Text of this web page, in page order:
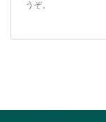
うぞ。